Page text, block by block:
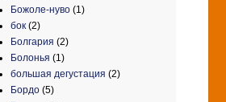
Божоле-нуво (1)
бок (2)
Болгария (2)
Болонья (1)
большая дегустация (2)
Бордо (5)